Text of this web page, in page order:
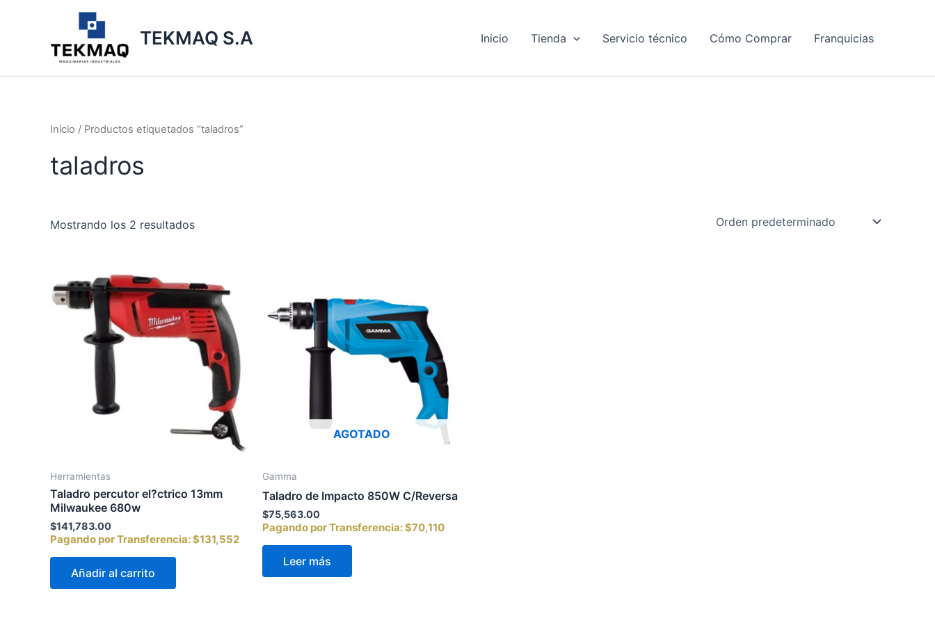
contenido
TEKMAQ S.A Inicio Tienda Servicio técnico Cómo Comprar Franquicias
Inicio / Productos etiquetados “taladros”
taladros
Mostrando los 2 resultados
Herramientas
Taladro percutor el?ctrico 13mm
Milwaukee 680w
$141,783.00
Pagando por Transferencia:$131,552
Añadir al carrito
AGOTADO
Gamma
Taladro de Impacto 850W C/Reversa
$75,563.00
Pagando por Transferencia:$70,110
Leer más